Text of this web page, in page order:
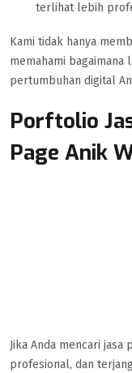
terlihat lebih
Kami tidak hanya
memahami
pertumbuhan digital
Porftolio
Page Anik
Jika Anda mencari
profesional, dan